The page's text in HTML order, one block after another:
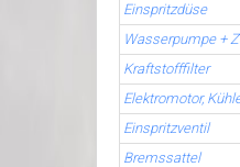
Einspritzdüse
Wasserpumpe +
Kraftstofffilter
Elektromotor,
Einspritzventil
Bremssattel